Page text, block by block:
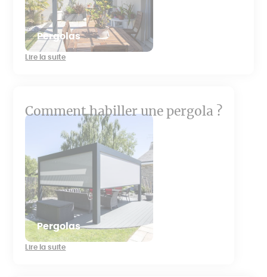
Pergolas
Lire la suite
Comment habiller une pergola ?
Pergolas
Lire la suite